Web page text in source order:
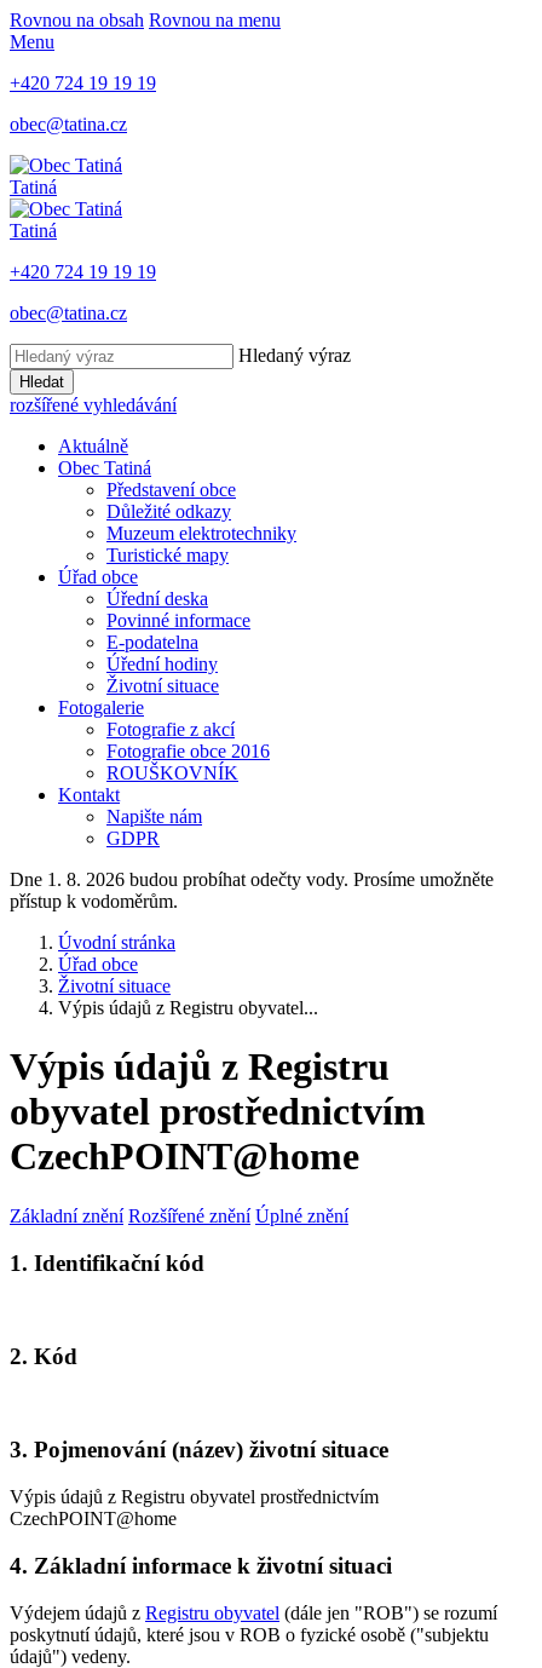
Rovnou na obsah Rovnou na menu
Menu
+420 724 19 19 19
obec@tatina.cz
Tatiná
Tatiná
+420 724 19 19 19
obec@tatina.cz
Hledaný výraz
Hledat
rozšířené vyhledávání
Aktuálně
Obec Tatiná
Představení obce
Důležité odkazy
Muzeum elektrotechniky
Turistické mapy
Úřad obce
Úřední deska
Povinné informace
E-podatelna
Úřední hodiny
Životní situace
Fotogalerie
Fotografie z akcí
Fotografie obce 2016
ROUŠKOVNÍK
Kontakt
Napište nám
GDPR
Dne 1. 8. 2026 budou probíhat odečty vody. Prosíme umožněte
přístup k vodoměrům.
Úvodní stránka
Úřad obce
Životní situace
Výpis údajů z Registru obyvatel...
Výpis údajů z Registru
obyvatel prostřednictvím
CzechPOINT@home
Základní znění Rozšířené znění Úplné znění
1. Identifikační kód
2. Kód
3. Pojmenování (název) životní situace
Výpis údajů z Registru obyvatel prostřednictvím
CzechPOINT@home
4. Základní informace k životní situaci
Výdejem údajů z Registru obyvatel (dále jen "ROB") se rozumí
poskytnutí údajů, které jsou v ROB o fyzické osobě ("subjektu
údajů") vedeny.